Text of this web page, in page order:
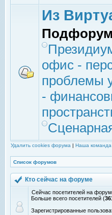
Из
офис -
проблемы
-
Удалить cookies форума | Наша команда
Список форумов
Кто сейчас на форуме
Сейчас посетителей на
Больше всего посетителей (
Зарегистрированные